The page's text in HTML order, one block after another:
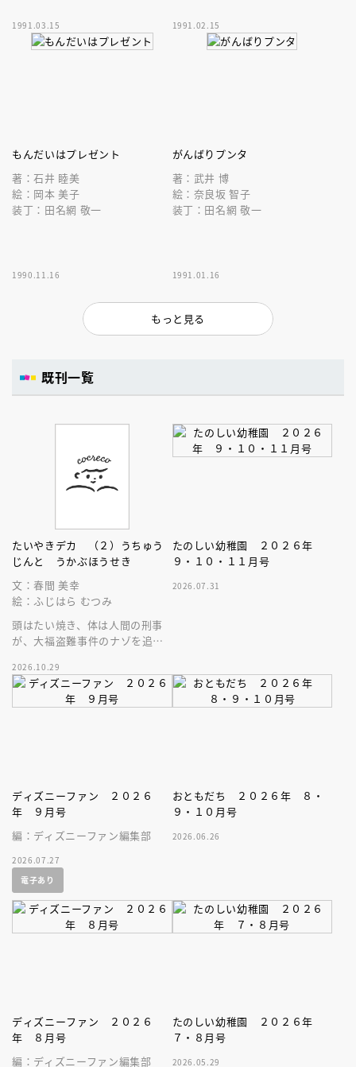
1991.03.15 1991.02.15
もんだいはプレゼント
著：石井 睦美
絵：岡本 美子
装丁：田名網 敬一
1990.11.16
がんばりプンタ
著：武井 博
絵：奈良坂 智子
装丁：田名網 敬一
1991.01.16
もっと見る
既刊一覧
たいやきデカ （２）うちゅう
じんと うかぶほうせき
文：春間 美幸
絵：ふじはら むつみ
頭はたい焼き、体は人間の刑事
が、大福盗難事件のナゾを追
み物の新シリーズ第２巻目。
2026.10.29
たのしい幼稚園 ２０２６年
９・１０・１１月号
2026.07.31
ディズニーファン ２０２６
年 ９月号
編：ディズニーファン編集部
2026.07.27
電子あり
おともだち ２０２６年 ８・
９・１０月号
2026.06.26
ディズニーファン ２０２６
年 ８月号
編：ディズニーファン編集部
たのしい幼稚園 ２０２６年
７・８月号
2026.05.29